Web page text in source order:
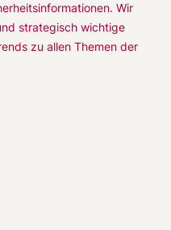
Wir
strategisch wichtige
zu allen Themen der